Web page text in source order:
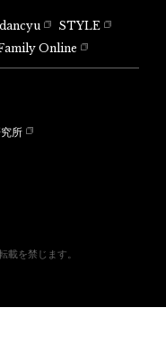
dancyu
STYLE
Family Online
所
載を禁じます。